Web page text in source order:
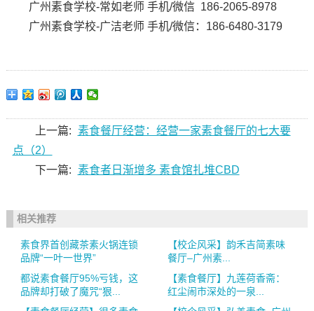
广州素食学校-常如老师 手机/微信 186-2065-8978
广州素食学校-广洁老师 手机/微信：186-6480-3179
上一篇: 素食餐厅经营：经营一家素食餐厅的七大要
点（2）
下一篇: 素食者日渐增多 素食馆扎堆CBD
相关推荐
素食界首创藏茶素火锅连锁
品牌“一叶一世界”
【校企风采】韵禾吉简素味
餐厅–广州素...
都说素食餐厅95%亏钱，这
品牌却打破了魔咒“狠...
【素食餐厅】九莲荷香斋：
红尘闹市深处的一泉...